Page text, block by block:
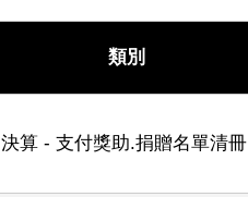
類別
決算 - 支付獎助.捐贈名單清冊